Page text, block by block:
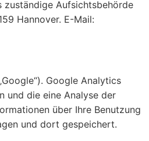
zuständige Aufsichtsbehörde
Hannover. E-Mail:
Google Analytics
und die eine Analyse der
über Ihre Benutzung
und dort gespeichert.